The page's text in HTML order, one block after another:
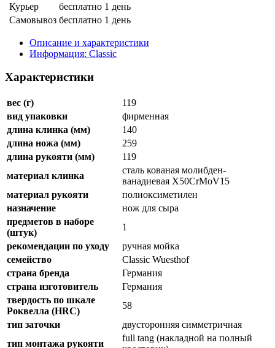
Курьер
бесплатно 1 день
Самовывоз бесплатно 1 день
Описание и характеристики
Информация: Classic
Характеристики
вес (г)
119
вид упаковки
фирменная
длина клинка (мм)
140
длина ножа (мм)
259
длина рукояти (мм)
119
материал клинка
сталь кованая молибден-
ванадиевая X50CrMoV15
материал рукояти
полиоксиметилен
назначение
нож для сыра
предметов в наборе
(штук)
1
рекомендации по уходу
ручная мойка
семейство
Classic Wuesthof
страна бренда
Германия
страна изготовитель
Германия
твердость по шкале
Роквелла (HRC)
58
тип заточки
двусторонняя симметричная
тип монтажа рукояти
full tang (накладной на полный